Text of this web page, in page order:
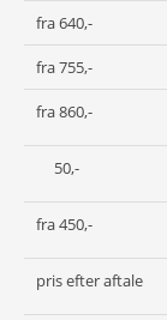
fra 640,-
fra 755,-
fra 860,-
50,-
fra 450,-
pris efter aftale